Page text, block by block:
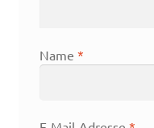
Name *